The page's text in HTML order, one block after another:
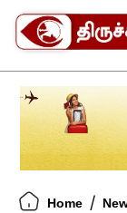
Home /